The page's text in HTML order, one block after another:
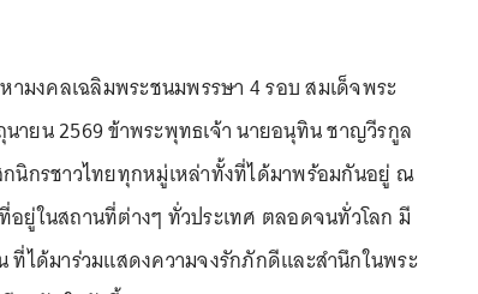
ามงคลเฉลิมพระชนมพรรษา 4 รอบ สมเด็จพระ
นายน 2569 ข้าพระพุทธเจ้า นายอนุทิน ชาญวีรกูล
นิกรชาวไทยทุกหมู่เหล่าทั้งที่ได้มาพร้อมกันอยู่ ณ
ยู่ในสถานที่ต่างๆ ทั่วประเทศ ตลอดจนทั่วโลก มี
ได้มาร่วมแสดงความจงรักภักดีและสำนึกในพระ